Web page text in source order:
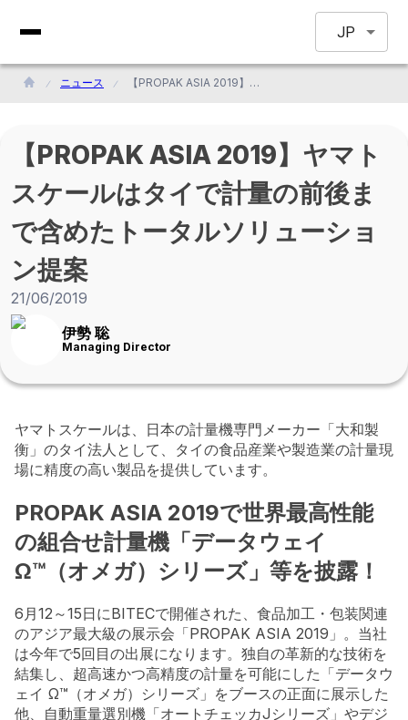
JP
ニュース 【PROPAK ASIA 2019】ヤマトスケールはタイで計量の前後まで含めたトータルソリューション提案
【PROPAK ASIA 2019】ヤマト
スケールはタイで計量の前後ま
で含めたトータルソリューショ
ン提案
21/06/2019
伊勢 聡
Managing Director
ヤマトスケールは、日本の計量機専門メーカー「大和製
衡」のタイ法人として、タイの食品産業や製造業の計量現
場に精度の高い製品を提供しています。
PROPAK ASIA 2019で世界最高性能
の組合せ計量機「データウェイ
Ω™（オメガ）シリーズ」等を披露！
6月12～15日にBITECで開催された、食品加工・包装関連
のアジア最大級の展示会「PROPAK ASIA 2019」。当社
は今年で5回目の出展になります。独自の革新的な技術を
結集し、超高速かつ高精度の計量を可能にした「データウ
ェイ Ω™（オメガ）シリーズ」をブースの正面に展示した
他、自動重量選別機「オートチェッカJシリーズ」やデジ